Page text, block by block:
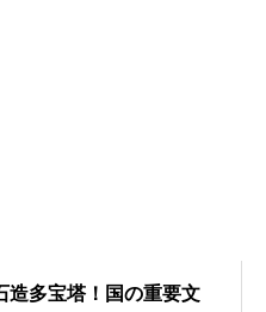
造多宝塔！国の重要文